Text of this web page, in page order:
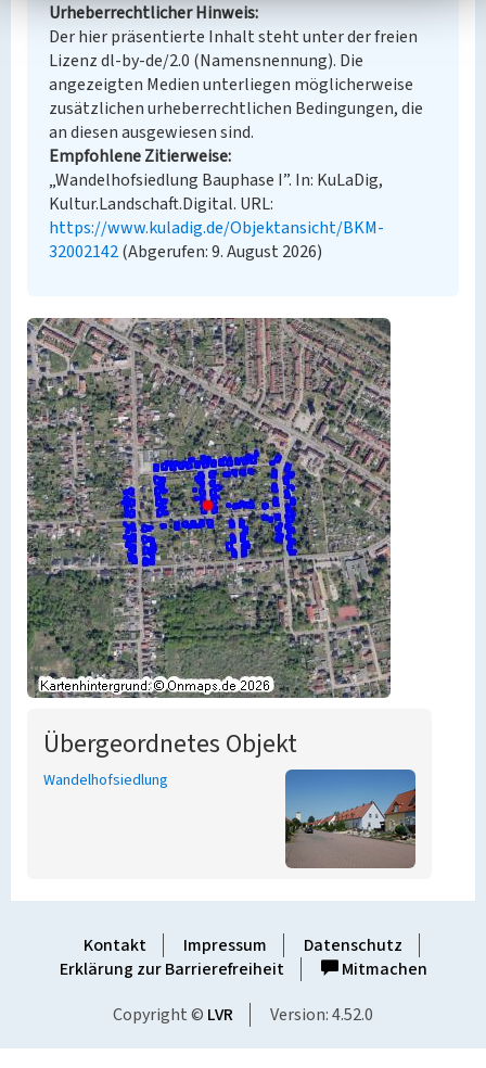
Urheberrechtlicher Hinweis
Der hier präsentierte Inhalt steht unter der freien
Lizenz dl-by-de/2.0 (Namensnennung). Die
angezeigten Medien unterliegen möglicherweise
zusätzlichen urheberrechtlichen Bedingungen, die
an diesen ausgewiesen sind.
Empfohlene Zitierweise
„Wandelhofsiedlung Bauphase I”. In: KuLaDig,
Kultur.Landschaft.Digital. URL:
https://www.kuladig.de/Objektansicht/BKM-
32002142(Abgerufen: 9. August 2026)
Übergeordnetes Objekt
Wandelhofsiedlung
Kontakt Impressum
Datenschutz
Erklärung zur Barrierefreiheit
Mitmachen
Copyright © LVR Version: 4.52.0